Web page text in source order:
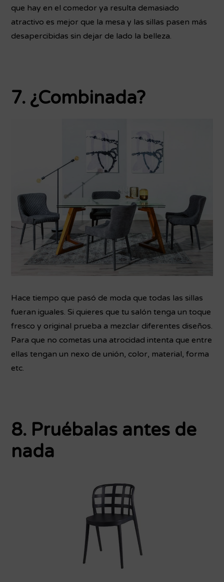
que hay en el comedor ya resulta demasiado
atractivo es mejor que la mesa y las sillas pasen más
desapercibidas sin dejar de lado la belleza.
7. ¿Combinada?
Hace tiempo que pasó de moda que todas las sillas
fueran iguales. Si quieres que tu salón tenga un toque
fresco y original prueba a mezclar diferentes diseños.
Para que no cometas una atrocidad intenta que entre
ellas tengan un nexo de unión, color, material, forma
etc.
8. Pruébalas antes de
nada